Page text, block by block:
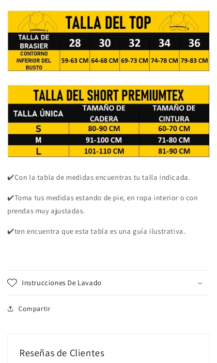
✔️Con la tabla de medidas encuentras tu talla indicada.
✔️Toma tus medidas estando de pie, en ropa interior o con
prendas muy ajustadas.
✔️ten encuentra que esta tabla es una guía ilustrativa.
Instrucciones De Lavado
Compartir
Reseñas de Clientes